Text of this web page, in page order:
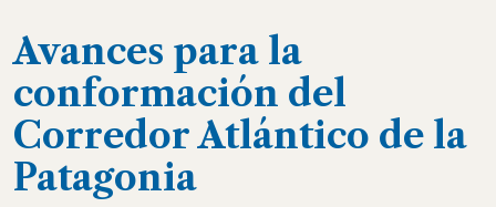
Avances para la
conformación del
Corredor Atlántico de la
Patagonia